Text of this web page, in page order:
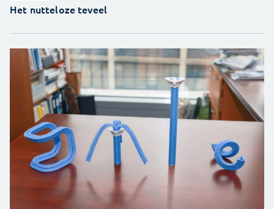
Het nutteloze teveel